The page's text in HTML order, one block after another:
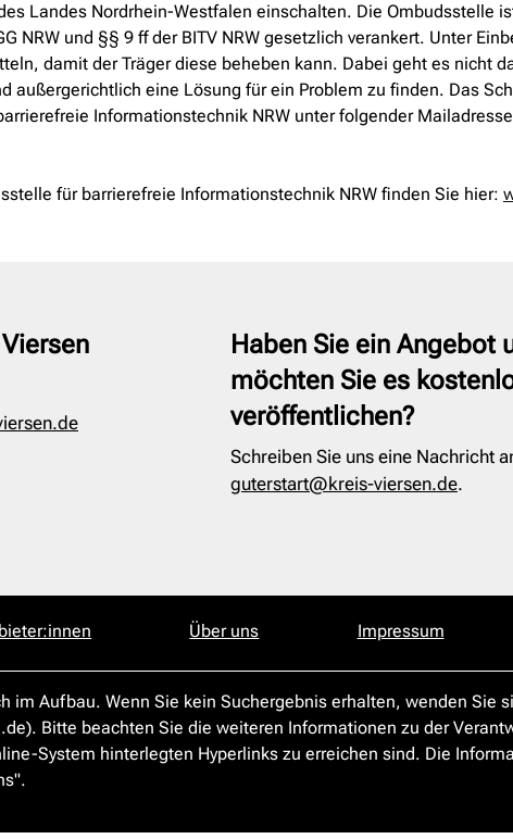
Landes Nordrhein-Westfalen einschalten. Die Ombudsstelle
NRW und §§ 9 ff der BITV NRW gesetzlich verankert. Unter
damit der Träger diese beheben kann. Dabei geht es nicht
außergerichtlich eine Lösung für ein Problem zu finden. Das
Informationstechnik NRW unter folgender
für barrierefreie Informationstechnik NRW finden Sie hier:
Haben Sie ein Angebot
möchten Sie es
veröffentlichen?
Schreiben Sie uns eine Nachricht
guterstart@kreis-viersen.de.
Über uns Impressum
im Aufbau. Wenn Sie kein Suchergebnis erhalten, wenden Sie
Bitte beachten Sie die weiteren Informationen zu der
System hinterlegten Hyperlinks zu erreichen sind. Die